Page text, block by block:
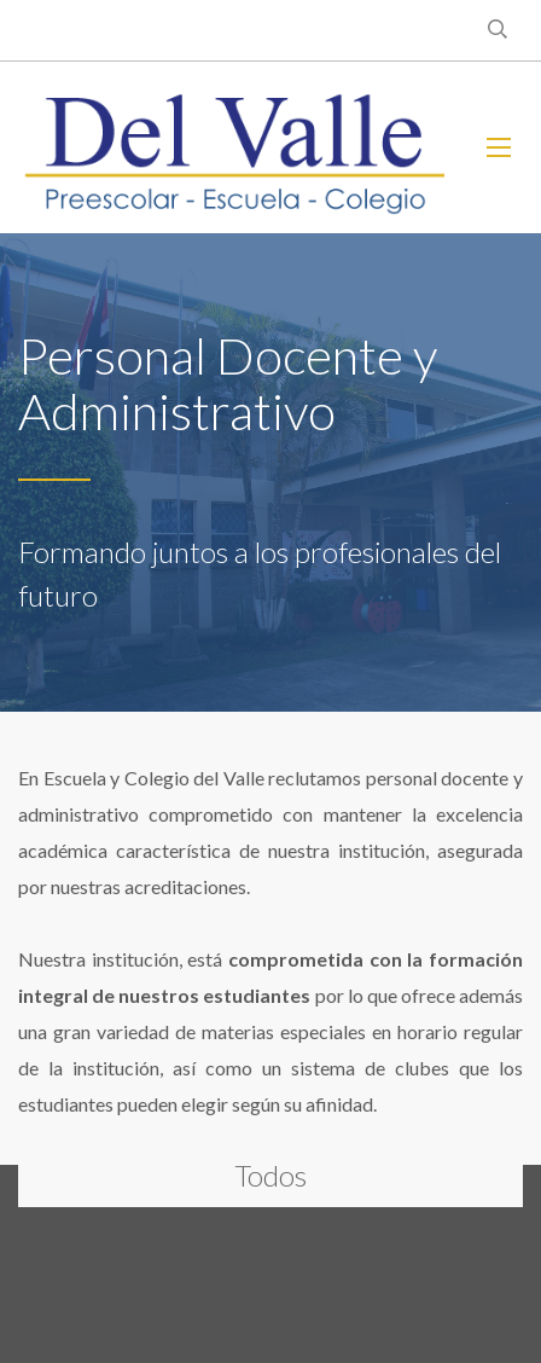
Personal Docente y
Administrativo
Formando juntos a los profesionales del
futuro
En Escuela y Colegio del Valle reclutamos personal docente y
administrativo comprometido con mantener la excelencia
académica característica de nuestra institución, asegurada
por nuestras acreditaciones.
Nuestra institución, está comprometida con la formación
integral de nuestros estudiantes por lo que ofrece además
una gran variedad de materias especiales en horario regular
de la institución, así como un sistema de clubes que los
estudiantes pueden elegir según su afinidad.
Todos